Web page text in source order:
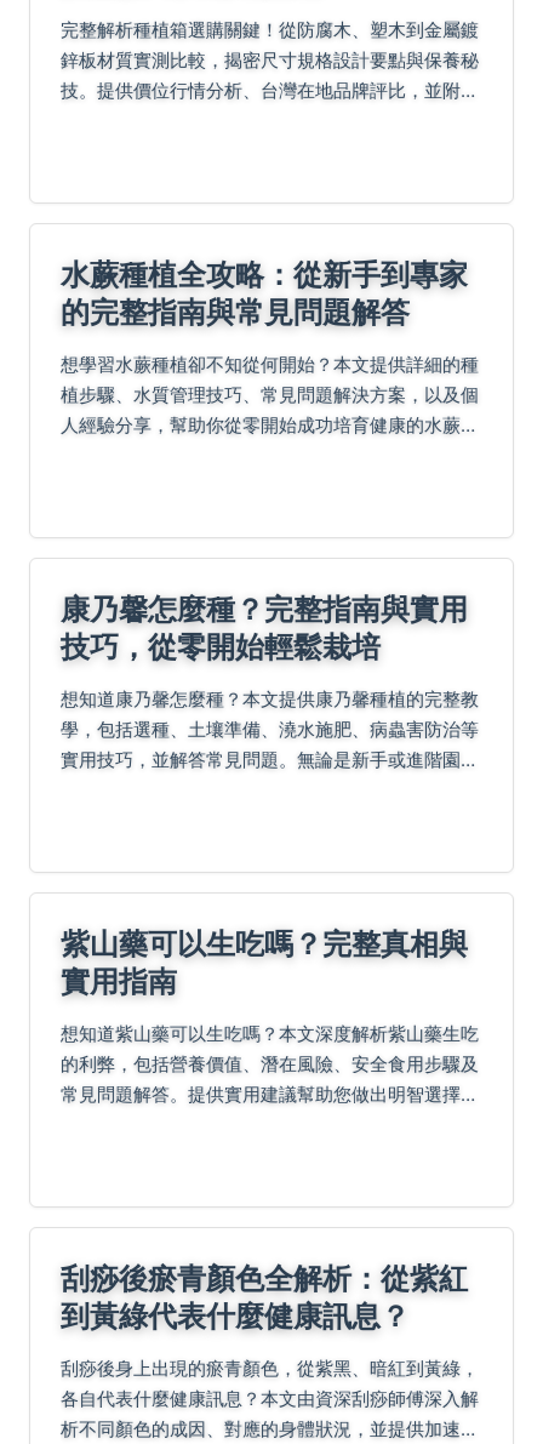
完整解析種植箱選購關鍵！從防腐木、塑木到金屬鍍
鋅板材質實測比較，揭密尺寸規格設計要點與保養秘
技。提供價位行情分析、台灣在地品牌評比，並附
水蕨種植全攻略：從新手到專家
的完整指南與常見問題解答
想學習水蕨種植卻不知從何開始？本文提供詳細的種
植步驟、水質管理技巧、常見問題解決方案，以及個
人經驗分享，幫助你從零開始成功培育健康的水蕨，
康乃馨怎麼種？完整指南與實用
技巧，從零開始輕鬆栽培
想知道康乃馨怎麼種？本文提供康乃馨種植的完整教
學，包括選種、土壤準備、澆水施肥、病蟲害防治等
實用技巧，並解答常見問題。無論是新手或進階園藝
紫山藥可以生吃嗎？完整真相與
實用指南
想知道紫山藥可以生吃嗎？本文深度解析紫山藥生吃
的利弊，包括營養價值、潛在風險、安全食用步驟及
常見問題解答。提供實用建議幫助您做出明智選擇，
刮痧後瘀青顏色全解析：從紫紅
到黃綠代表什麼健康訊息？
刮痧後身上出現的瘀青顏色，從紫黑、暗紅到黃綠，
各自代表什麼健康訊息？本文由資深刮痧師傅深入解
析不同顏色的成因、對應的身體狀況，並提供加速瘀